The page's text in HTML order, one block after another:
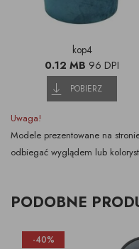
kop4
0.12 MB 96 DPI
POBIERZ
Uwaga!
Modele prezentowane na
odbiegać wyglądem lub
PODOBNE
-40%